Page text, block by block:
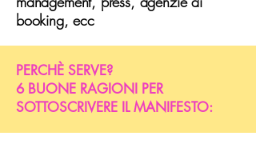
booking, ecc
PERCHÈ SERVE?
6 BUONE RAGIONI PER
SOTTOSCRIVERE IL MANIFESTO: